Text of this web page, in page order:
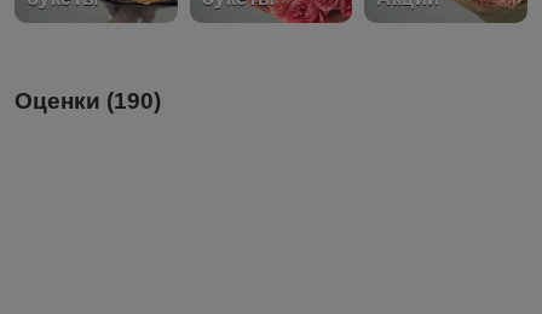
Оценки (190)